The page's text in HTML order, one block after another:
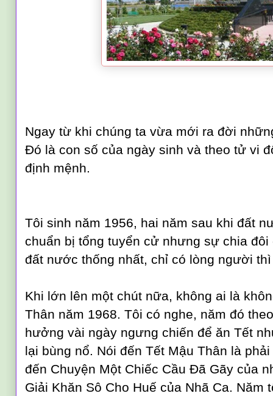
Ngay từ khi chúng ta vừa mới ra đời
Đó là con số của ngày sinh và theo tử vi
định mệnh.
Tôi sinh năm 1956, hai năm sau khi đất
chuẩn bị tổng tuyển cử nhưng sự chia
đất nước thống nhất, chỉ có lòng người
Khi lớn lên một chút nữa, không ai là
Thân năm 1968. Tôi có nghe, năm đó
hưởng vài ngày ngưng chiến để ăn Tết
lại bùng nổ. Nói đến Tết Mậu Thân là
đến Chuyện Một Chiếc Cầu Đã Gãy của
Giải Khăn Sô Cho Huế của Nhã Ca. Năm